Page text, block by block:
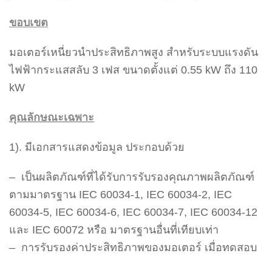
ขอบเขต
มอเตอร์เหนี่ยวนำประสิทธิภาพสูง สำหรับระบบแรงดัน
ไฟฟ้ากระแสสลับ 3 เฟส ขนาดตั้งแต่ 0.55 kW ถึง 110
kW
คุณลักษณะเฉพาะ
1). มีเอกสารแสดงข้อมูล ประกอบด้วย
– เป็นผลิตภัณฑ์ที่ได้รับการรับรองคุณภาพผลิตภัณฑ์
ตามมาตรฐาน IEC 60034-1, IEC 60034-2, IEC
60034-5, IEC 60034-6, IEC 60034-7, IEC 60034-12
และ IEC 60072 หรือ มาตรฐานอื่นที่เทียบเท่า
– การรับรองค่าประสิทธิภาพของมอเตอร์ เมื่อทดสอบ